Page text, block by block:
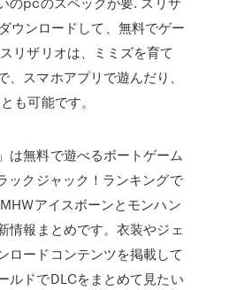
ウンロードして、無料でゲー
リザリオは、ミミズを育て
スマホアプリで遊んだり、
も可能です。
は無料で遊べるボートゲーム
ックジャック！ランキングで
アイスボーンとモンハン
情報まとめです。衣装やジェ
ロードコンテンツを掲載して
ルドでDLCをまとめて見たい